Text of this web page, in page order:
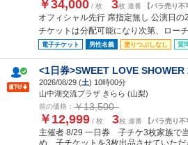
￥34,000 / 枚 3枚 連番 【バラ売り不
オフィシャル先行 席指定無し 公演日の
チケットは分配可能になり次第、ロー
電子チケット 男性名義 塗りつぶしなし 質
<1日券>SWEET LOVE SHOWER
2026/08/29 (土) 10時00分
山中湖交流プラザ きらら (山梨)
前の価格： ￥13,500
￥12,999 / 枚 3枚 連番 【バラ売り不
主催者 8/29 一日券 子チケ3枚家族で
め、子チケットを3枚出品させていただ